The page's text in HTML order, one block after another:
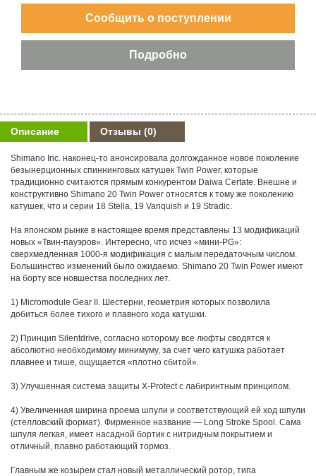
Описание Отзывы (0)
Shimano Inc. наконец-то анонсировала долгожданное новое поколение
безынерционных спиннинговых катушек Twin Power, которые
традиционно считаются прямым конкурентом Daiwa Certate. Внешне и
конструктивно Shimano 20 Twin Power относятся к тому же поколению
катушек, что и серии 18 Stella, 19 Vanquish и 19 Stradic.
На японском рынке в настоящее время представлены 13 модификаций
новых «Твин-пауэров». Интересно, что исчез «мини-PG»:
сверхмедленная 1000-я модификация с малым передаточным числом.
Большинство изменений было ожидаемо. Shimano 20 Twin Power имеют
на борту все новшества последних лет.
1) Micromodule Gear II. Шестерни, геометрия которых позволила
добиться более тихого и плавного хода катушки.
2) Принцип Silentdrive, согласно которому все люфты сводятся к
абсолютно необходимому минимуму, за счет чего катушка работает
плавнее и тише, ощущается «плотно сбитой».
3) Улучшенная система защиты X-Protect с лабиринтным принципом.
4) Увеличенная ширина проема шпули и соответствующий ей ход шпули
(стелловский формат). Фирменное название — Long Stroke Spool. Сама
шпуля легкая, имеет насадной бортик с нитридным покрытием и
отличный, плавно работающий тормоз.
Главным же козырем стал новый металлический ротор, типа